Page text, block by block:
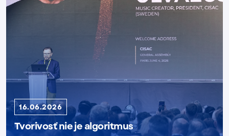
16.06.2026
Tvorivosť nie je algoritmus